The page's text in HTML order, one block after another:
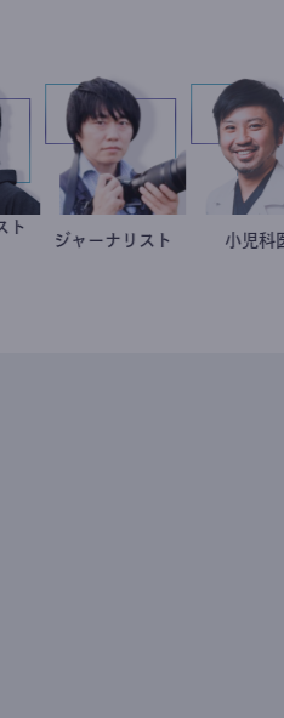
エイト
ナリスト
志葉玲
ジャーナリスト